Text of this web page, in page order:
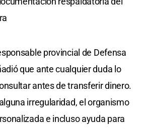
provincial de Defensa
que ante cualquier duda lo
antes de transferir dinero.
irregularidad, el organismo
e incluso ayuda para